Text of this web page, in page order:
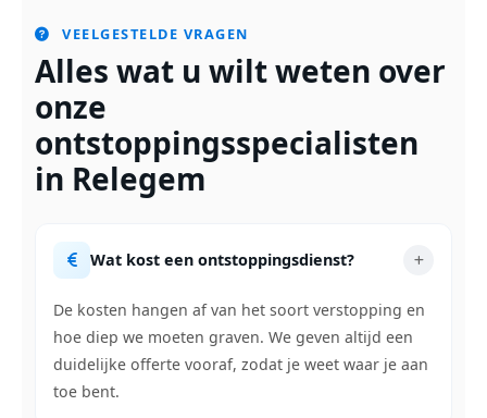
VEELGESTELDE VRAGEN
Alles wat u wilt weten over
onze
ontstoppingsspecialisten
in Relegem
Wat kost een ontstoppingsdienst?
De kosten hangen af van het soort verstopping en
hoe diep we moeten graven. We geven altijd een
duidelijke offerte vooraf, zodat je weet waar je aan
toe bent.